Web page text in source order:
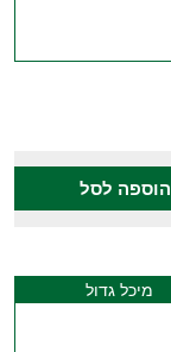
הוספה לסל
מיכל גדול